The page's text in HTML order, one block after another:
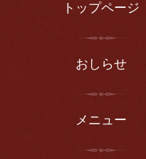
トップページ
おしらせ
メニュー